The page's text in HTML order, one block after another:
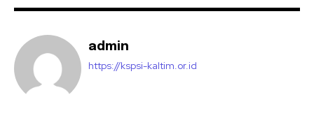
admin
https://kspsi-kaltim.or.id